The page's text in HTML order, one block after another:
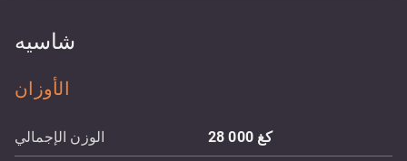
شاسيه
الأوزان
الوزن الإجمالي 28 000 كغ